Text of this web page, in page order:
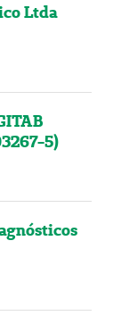
Ltda
5)